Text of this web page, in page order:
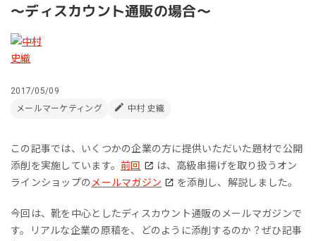
～ディスカウント通販の場合～
2017/05/09
メールマーケティング
中村 史織
この記事では、いくつかの企業の方に提供いただいた題材で公開
添削を実施しています。 前回
は、高級串揚げを取り扱うオン
ラインショップの メールマガジン を添削し、解説しました。
今回は、靴を中心としたディスカウント通販のメールマガジンで
す。リアルな企業の原稿を、どのように添削するのか？ぜひ記事